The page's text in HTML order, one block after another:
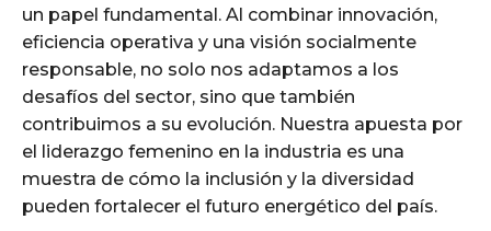
un papel fundamental. Al combinar innovación,
eficiencia operativa y una visión socialmente
responsable, no solo nos adaptamos a los
desafíos del sector, sino que también
contribuimos a su evolución. Nuestra apuesta por
el liderazgo femenino en la industria es una
muestra de cómo la inclusión y la diversidad
pueden fortalecer el futuro energético del país.